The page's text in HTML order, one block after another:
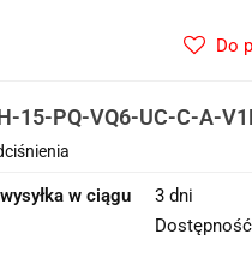
Do
15-PQ-VQ6-UC-C-A-
w ciągu
3 dni